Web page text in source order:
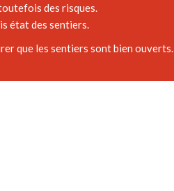
des risques.
état des sentiers.
que les sentiers sont bien ouverts.